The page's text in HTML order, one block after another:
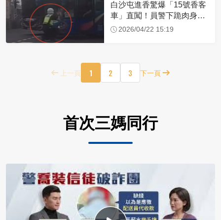
白沙屯進香驚爆「15號香客
車」直闖！員警下跪肉身擋
車：讓行人先過
2026/04/22 15:19
上一頁 1 2 3 下一頁
首次三媽同行